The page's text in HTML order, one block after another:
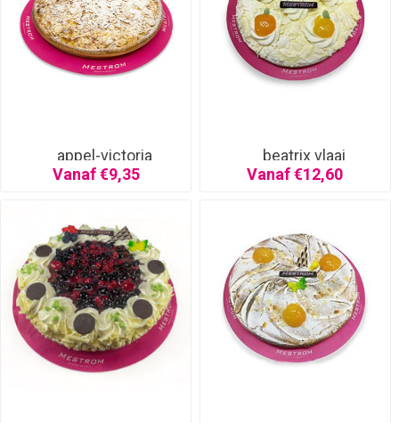
appel-victoria
Vanaf €9,35
beatrix vlaai
Vanaf €12,60